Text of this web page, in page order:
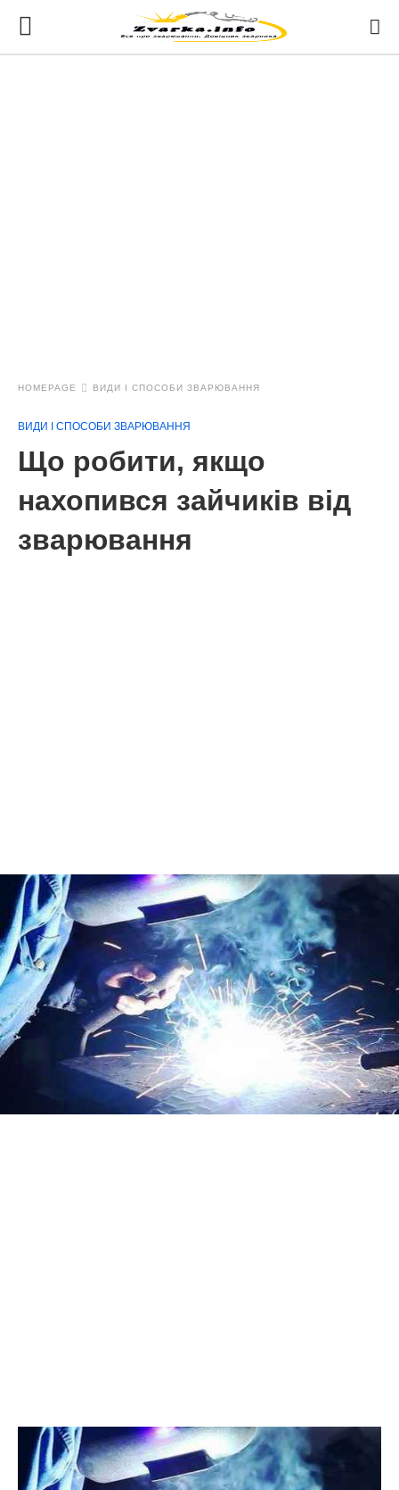
HOMEPAGE ВИДИ І СПОСОБИ ЗВАРЮВАННЯ
ВИДИ І СПОСОБИ ЗВАРЮВАННЯ
Що робити, якщо
нахопився зайчиків від
зварювання